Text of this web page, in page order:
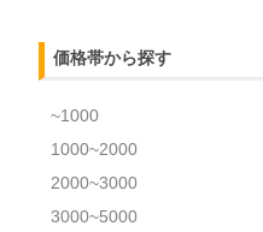
価格帯から探す
~1000
1000~2000
2000~3000
3000~5000